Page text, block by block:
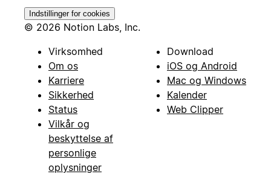
Indstillinger for cookies
© 2026 Notion Labs, Inc.
Virksomhed
Om os
Karriere
Sikkerhed
Status
Vilkår og
beskyttelse af
personlige
oplysninger
Download
iOS og Android
Mac og Windows
Kalender
Web Clipper